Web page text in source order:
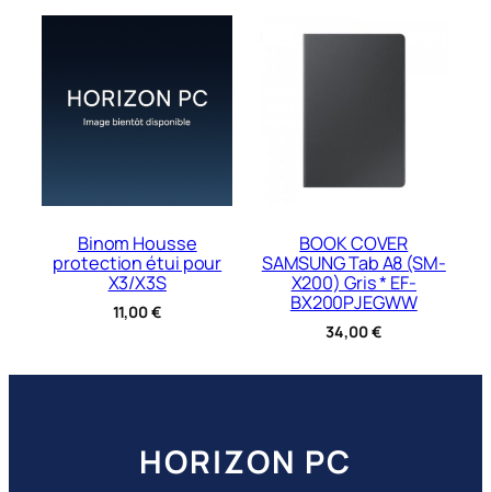
Binom Housse
protection étui pour
X3/X3S
11,00€
BOOK COVER
SAMSUNG Tab A8 (SM-
X200) Gris * EF-
BX200PJEGWW
34,00€
HORIZON PC